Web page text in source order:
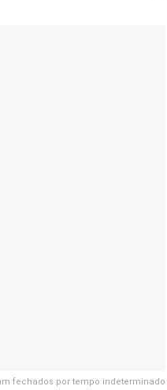
fechados por tempo indeterminado